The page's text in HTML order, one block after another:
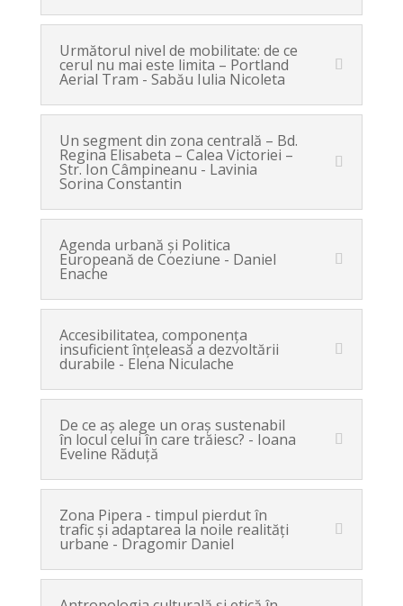
Următorul nivel de mobilitate: de ce
cerul nu mai este limita – Portland
Aerial Tram - Sabău Iulia Nicoleta
Un segment din zona centrală – Bd.
Regina Elisabeta – Calea Victoriei –
Str. Ion Câmpineanu - Lavinia
Sorina Constantin
Agenda urbană şi Politica
Europeană de Coeziune - Daniel
Enache
Accesibilitatea, componenţa
insuficient înţeleasă a dezvoltării
durabile - Elena Niculache
De ce aş alege un oraş sustenabil
în locul celui în care trăiesc? - Ioana
Eveline Răduță
Zona Pipera - timpul pierdut în
trafic şi adaptarea la noile realităţi
urbane - Dragomir Daniel